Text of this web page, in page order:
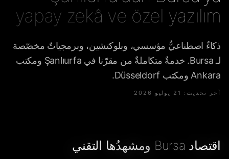
yapay zekâ ve özel yazılım
ذكاءٌ اصطناعيٌّ مؤسسي، وبلوكتشين، وبرمجياتٌ مخصّصة
لـ Bursa. خدمةٌ متكاملةٌ من مقرّنا في Şanlıurfa ومكتب
Ankara ومكتب Düsseldorf.
آخر تحديث: 21 يوليو 2026
اقتصاد Bursa ومشهدُها التقني